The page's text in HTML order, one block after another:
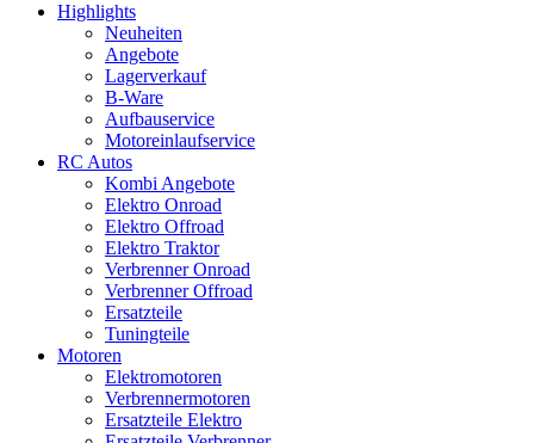
Highlights
Neuheiten
Angebote
Lagerverkauf
B-Ware
Aufbauservice
Motoreinlaufservice
RC Autos
Kombi Angebote
Elektro Onroad
Elektro Offroad
Elektro Traktor
Verbrenner Onroad
Verbrenner Offroad
Ersatzteile
Tuningteile
Motoren
Elektromotoren
Verbrennermotoren
Ersatzteile Elektro